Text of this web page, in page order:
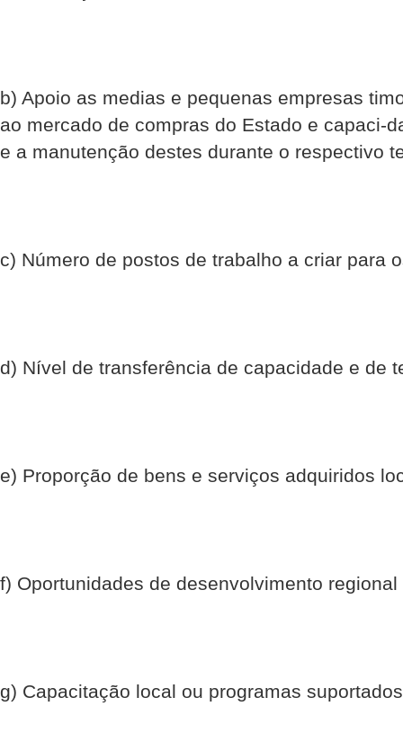
b) Apoio as medias e pequenas empresas
ao mercado de compras do Estado e capaci-
e a manutenção destes durante o respectivo
c) Número de postos de trabalho a criar para
d) Nível de transferência de capacidade e de
e) Proporção de bens e serviços adquiridos
f) Oportunidades de desenvolvimento
g) Capacitação local ou programas